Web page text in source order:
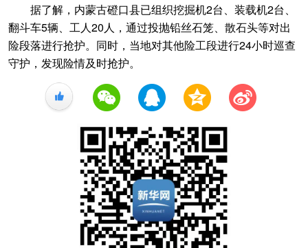
据了解，内蒙古磴口县已组织挖掘机2台、装载机2台、
翻斗车5辆、工人20人，通过投抛铅丝石笼、散石头等对出
险段落进行抢护。同时，当地对其他险工段进行24小时巡查
守护，发现险情及时抢护。
+1